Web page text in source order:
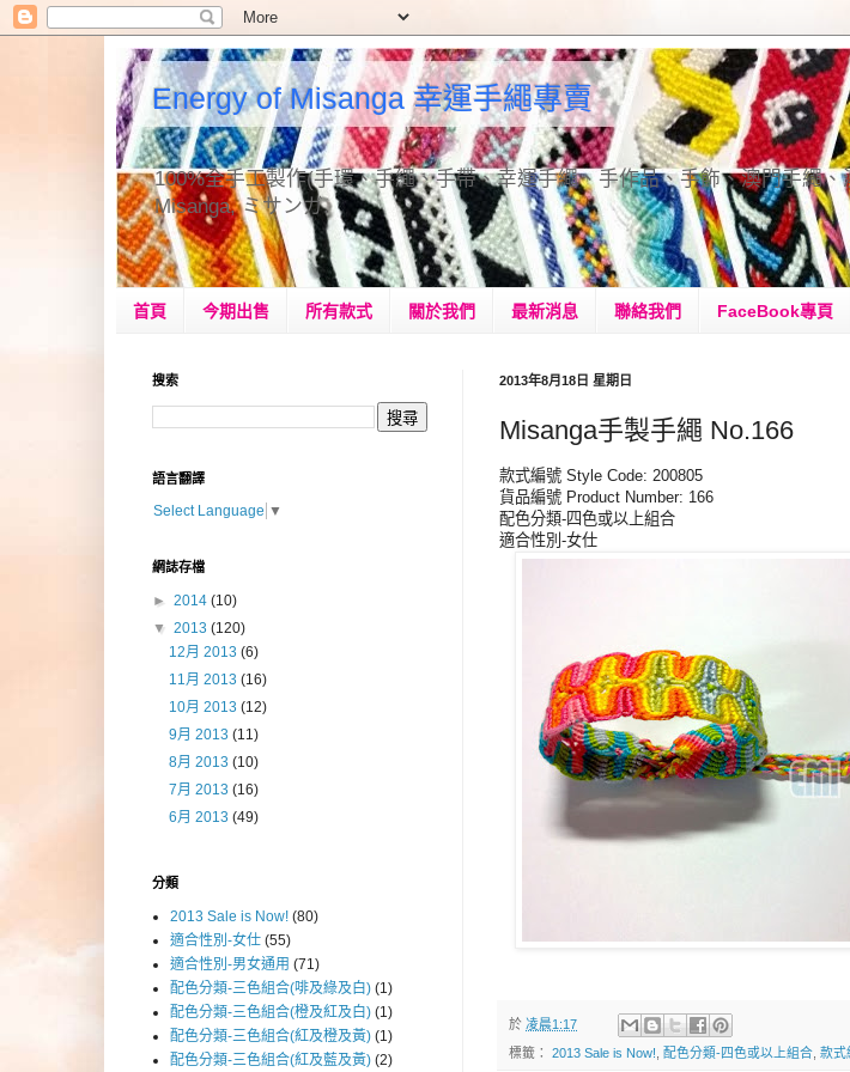
Energy of Misanga 幸運手繩專賣
100%全手工製作(手環、手繩、手帶、幸運手繩、手作品、手飾、澳門手繩
Misanga, ミサンガ.
首頁 今期出售 所有款式 關於我們 最新消息 聯絡我們 FaceBook專頁
2013年8月18日 星期日
Misanga手製手繩 No.166
款式編號 Style Code: 200805
貨品編號 Product Number: 166
配色分類-四色或以上組合
適合性別-女仕
於 凌晨1:17
標籤： 2013 Sale is Now! 配色分類-四色或以上組合 款式
搜索
語言翻譯
Select Language ▼
網誌存檔
► 2014 (10)
▼ 2013 (120)
12月 2013(6)
11月 2013(16)
10月 2013(12)
9月 2013(11)
8月 2013(10)
7月 2013(16)
6月 2013(49)
分類
2013 Sale is Now! (80)
適合性別-女仕 (55)
適合性別-男女通用 (71)
配色分類-三色組合(啡及綠及白) (1)
配色分類-三色組合(橙及紅及白) (1)
配色分類-三色組合(紅及橙及黃) (1)
配色分類-三色組合(紅及藍及黃) (2)